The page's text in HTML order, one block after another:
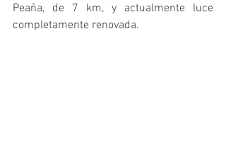
Peaña, de 7 km, y actualmente luce
completamente renovada.